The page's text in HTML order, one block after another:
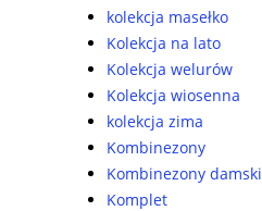
kolekcja masełko
Kolekcja na lato
Kolekcja welurów
Kolekcja wiosenna
kolekcja zima
Kombinezony
Kombinezony
Komplet